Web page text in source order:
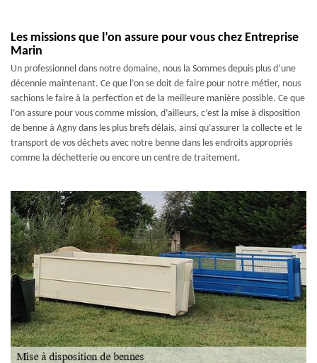
Les missions que l’on assure pour vous chez Entreprise
Marin
Un professionnel dans notre domaine, nous la Sommes depuis plus d’une
décennie maintenant. Ce que l’on se doit de faire pour notre métier, nous
sachions le faire à la perfection et de la meilleure manière possible. Ce que
l’on assure pour vous comme mission, d’ailleurs, c’est la mise à disposition
de benne à Agny dans les plus brefs délais, ainsi qu’assurer la collecte et le
transport de vos déchets avec notre benne dans les endroits appropriés
comme la déchetterie ou encore un centre de traitement.